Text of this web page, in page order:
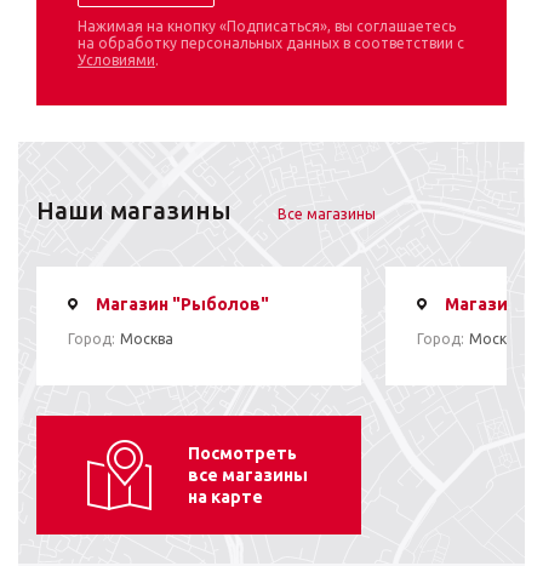
Нажимая на кнопку «Подписаться», вы соглашаетесь
на обработку персональных данных в соответствии с
Условиями.
Наши магазины Все магазины
Магазин "Рыболов"
Город: Москва
Магазин
Город: Москва
Посмотреть
все магазины
на карте